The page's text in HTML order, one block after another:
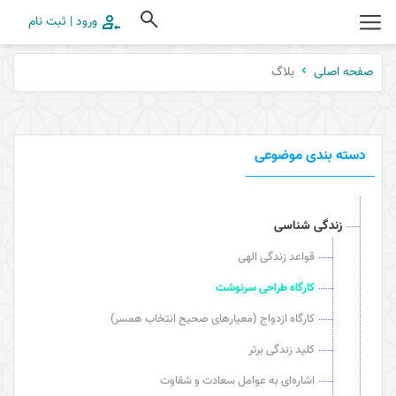
ورود | ثبت نام
صفحه اصلی بلاگ
دسته بندی موضوعی
زندگی شناسی
قواعد زندگی الهی
کارگاه طراحی سرنوشت
کارگاه ازدواج (معیارهای صحیح انتخاب همسر)
کلید زندگی برتر
اشاره‌ای به عوامل سعادت و شقاوت